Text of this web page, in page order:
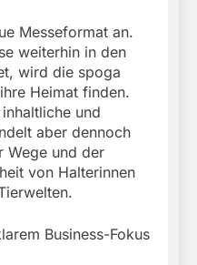
Messeformat an.
weiterhin in den
wird die spoga
Heimat finden.
und
aber dennoch
Wege und der
von Halterinnen
Business-Fokus